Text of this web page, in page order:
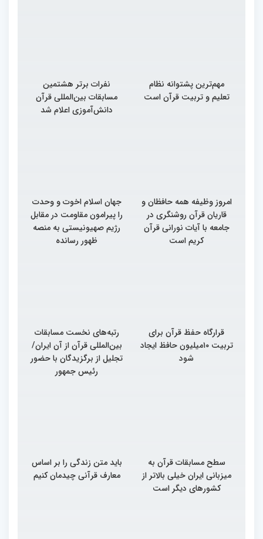
مهم‌ترین پشتوانه نظام
تعلیم و تربیت قرآن است
نفرات برتر هشتمین
مسابقات بین‌المللی قرآن
دانش‌آموزی اعلام شد
امروز وظیفه همه حافظان و
قاریان قرآن روشنگری در
جامعه با آیات نورانی قرآن
کریم است
جهان اسلام اخوت و وحدت
را پیرامون مقاومت در مقابل
رژیم صهیونیستی به منصه
ظهور رسانده
قرارگاه حفظ قرآن برای
تربیت ۱۰میلیون حافظ ایجاد
شود
رتبه‌های نخست مسابقات
بین‌المللی قرآن از آن ایران/
تجلیل از برگزیدگان با حضور
رئیس جمهور
سطح مسابقات قرآن به
میزبانی ایران خیلی بالاتر از
کشورهای دیگر است
باید متن زندگی را بر اساس
معارف قرآنی چیدمان کنیم